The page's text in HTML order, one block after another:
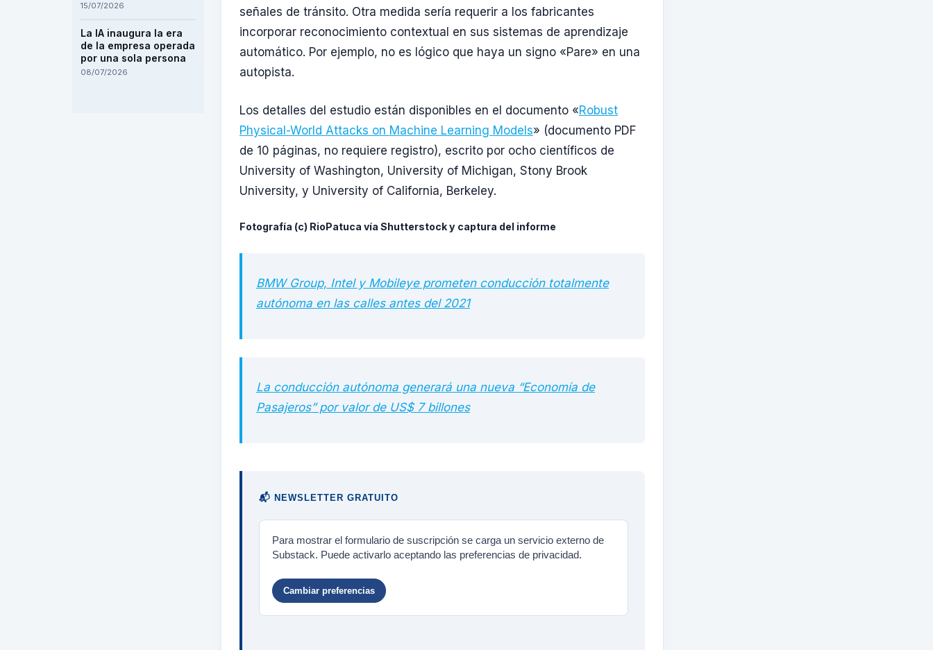
15/07/2026
La IA inaugura la era
de la empresa operada
por una sola persona
08/07/2026
señales de tránsito. Otra medida sería requerir a los fabricantes
incorporar reconocimiento contextual en sus sistemas de aprendizaje
automático. Por ejemplo, no es lógico que haya un signo «Pare» en una
autopista.
Los detalles del estudio están disponibles en el documento «Robust
Physical-World Attacks on Machine Learning Models» (documento PDF
de 10 páginas, no requiere registro), escrito por ocho científicos de
University of Washington, University of Michigan, Stony Brook
University, y University of California, Berkeley.
Fotografía (c) RioPatuca vía Shutterstock y captura del informe
BMW Group, Intel y Mobileye prometen conducción totalmente
autónoma en las calles antes del 2021
La conducción autónoma generará una nueva “Economía de
Pasajeros” por valor de US$ 7 billones
📬 NEWSLETTER GRATUITO
Para mostrar el formulario de suscripción se carga un servicio externo de
Substack. Puede activarlo aceptando las preferencias de privacidad.
Cambiar preferencias